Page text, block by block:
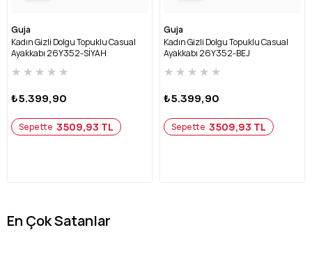
Guja
Kadın Gizli Dolgu Topuklu Casual
Ayakkabı 26Y352-SİYAH
★ ★ ★ ★ ★
₺5.399,90
Sepette 3509,93 TL
Guja
Kadın Gizli Dolgu Topuklu Casual
Ayakkabı 26Y352-BEJ
★ ★ ★ ★ ★
₺5.399,90
Sepette 3509,93 TL
En Çok Satanlar